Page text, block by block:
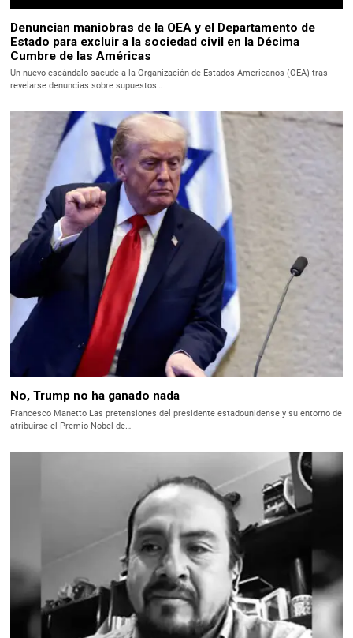
Denuncian maniobras de la OEA y el Departamento de
Estado para excluir a la sociedad civil en la Décima
Cumbre de las Américas
Un nuevo escándalo sacude a la Organización de Estados Americanos (OEA) tras
revelarse denuncias sobre supuestos…
No, Trump no ha ganado nada
Francesco Manetto Las pretensiones del presidente estadounidense y su entorno de
atribuirse el Premio Nobel de…